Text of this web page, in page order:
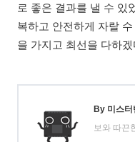
로 좋은 결과를 낼 수 있
복하고 안전하게 자랄
을 가지고 최선을 다하
By 미스터
보와 따끈